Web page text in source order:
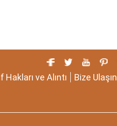
Hakları ve Alıntı Bize Ulaşın